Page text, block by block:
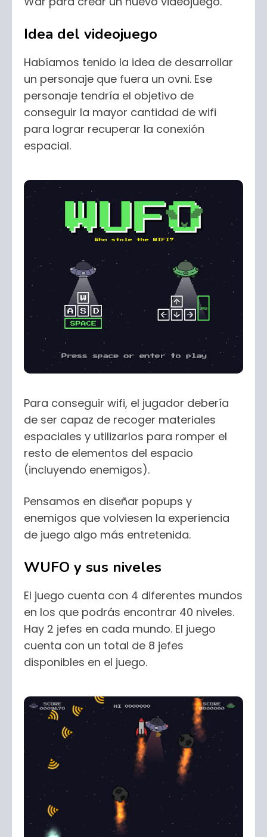
Idea del videojuego
Habíamos tenido la idea de desarrollar
un personaje que fuera un ovni. Ese
personaje tendría el objetivo de
conseguir la mayor cantidad de wifi
para lograr recuperar la conexión
espacial.
Para conseguir wifi, el jugador debería
de ser capaz de recoger materiales
espaciales y utilizarlos para romper el
resto de elementos del espacio
(incluyendo enemigos).
Pensamos en diseñar popups y
enemigos que volviesen la experiencia
de juego algo más entretenida.
WUFO y sus niveles
El juego cuenta con 4 diferentes mundos
en los que podrás encontrar 40 niveles.
Hay 2 jefes en cada mundo. El juego
cuenta con un total de 8 jefes
disponibles en el juego.